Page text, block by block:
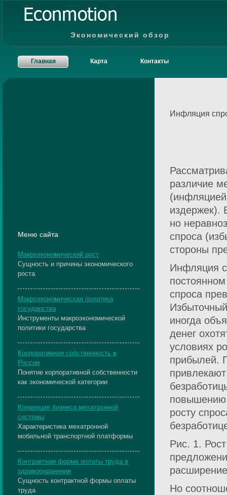
Экономический обзор
Главная Карта Контакты
Инфляция
различие
издержек).
но
спроса
стороны
Инфляция
спроса
иногда
денег
условиях
прибылей.
повышению
росту
Рис. 1.
Но
Меню сайта
Макроэкономический рост
Сущность и причины экономического
роста
Макроэкономическая политика
государства
Инструменты макроэкономической
политики государства
Корпоративная собственность в
России
Понятие корпоративной собственности
как экономической категории
Концепция бизнеса мехатронной
системы
Характеристика мехатронной
мобильной транспортной платформы
Контрактная форма оплаты труда в
здравоохранении
Сущность контрактной формы оплаты
труда